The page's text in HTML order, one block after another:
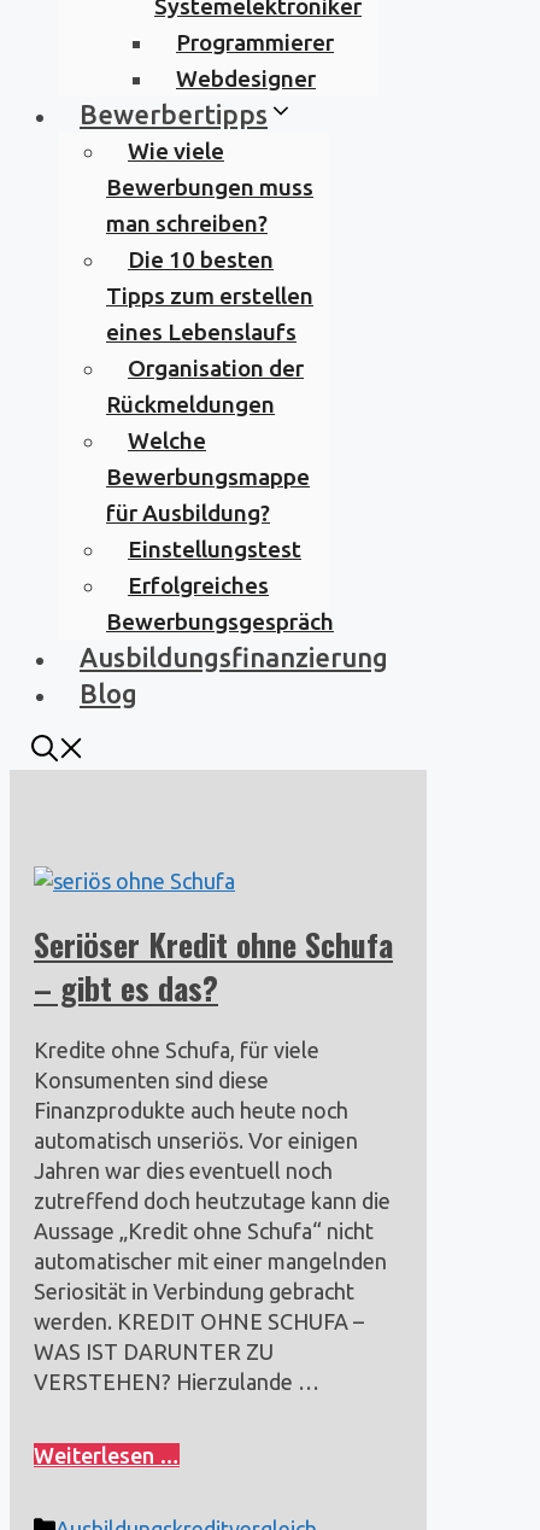
Systemelektroniker
Programmierer
Webdesigner
Bewerbertipps
Wie viele
Bewerbungen muss
man schreiben?
Die 10 besten
Tipps zum erstellen
eines Lebenslaufs
Organisation der
Rückmeldungen
Welche
Bewerbungsmappe
für Ausbildung?
Einstellungstest
Erfolgreiches
Bewerbungsgespräch
Ausbildungsfinanzierung
Blog
Seriöser Kredit ohne Schufa
– gibt es das?
Kredite ohne Schufa, für viele
Konsumenten sind diese
Finanzprodukte auch heute noch
automatisch unseriös. Vor einigen
Jahren war dies eventuell noch
zutreffend doch heutzutage kann die
Aussage „Kredit ohne Schufa“ nicht
automatischer mit einer mangelnden
Seriosität in Verbindung gebracht
werden. KREDIT OHNE SCHUFA –
WAS IST DARUNTER ZU
VERSTEHEN? Hierzulande …
Weiterlesen …